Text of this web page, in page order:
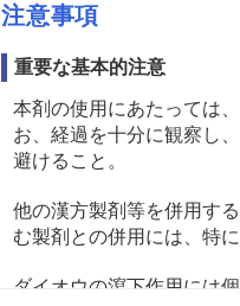
注意事項
重要な基本的注意
本剤の使用にあたっては
お、経過を十分に観察し
避けること。
他の漢方製剤等を併用す
む製剤との併用には、特
ダイオウの瀉下作用には